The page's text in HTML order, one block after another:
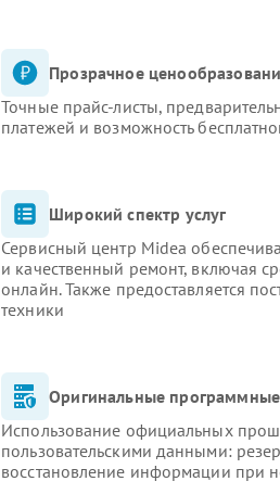
Прозрачное
Точные прайс-листы,
платежей и возможность
Широкий спектр услуг
Сервисный центр Midea
и качественный ремонт, включая
онлайн. Также предоставляется
техники
Оригинальные
Использование официальных
пользовательскими данными:
восстановление информации при